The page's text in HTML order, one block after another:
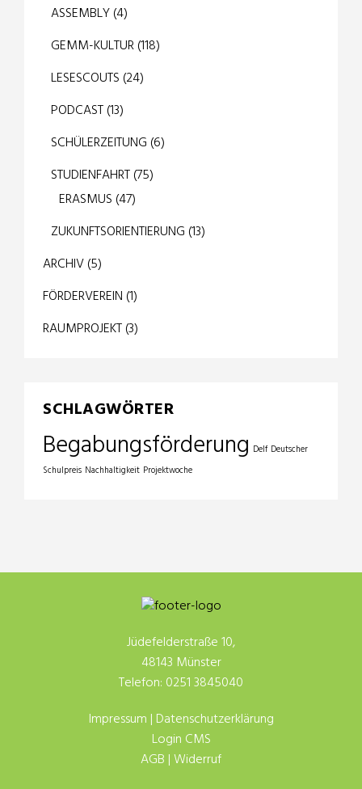
ASSEMBLY(4)
GEMM-KULTUR(118)
LESESCOUTS (24)
PODCAST(13)
SCHÜLERZEITUNG (6)
STUDIENFAHRT(75)
ERASMUS (47)
ZUKUNFTSORIENTIERUNG (13)
ARCHIV(5)
FÖRDERVEREIN (1)
RAUMPROJEKT(3)
SCHLAGWÖRTER
Begabungsförderung Delf Deutscher
Schulpreis Nachhaltigkeit Projektwoche
Jüdefelderstraße 10,
48143 Münster
Telefon: 0251 3845040
Impressum | Datenschutzerklärung
Login CMS
AGB |Widerruf